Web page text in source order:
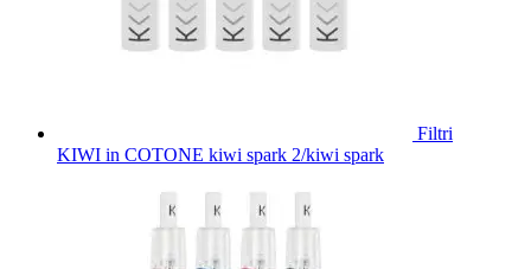
Filtri
KIWI in COTONE kiwi spark 2/kiwi spark